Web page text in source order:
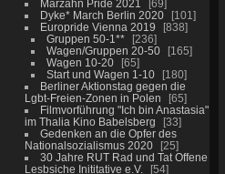
Marzahn Pride 2021
69
Dyke* March Berlin 2020
101
Europride Vienna 2019
838
Gruppen 50-1**
236
Wagen/Gruppen 20-50
165
Wagen 10-20
65
Start und Wagen 1-10
180
Berliner Aktionstag gegen die
Lgbt-Freien-Zonen in Polen
65
Filmvorführung "Ich bin Anastasia"
im Thalia Kino Babelsberg
33
Gedenken an die Opfer des
Nationalsozialismus 2020
25
30 Jahre RUT Rad und Tat Offene
Lesbsiche Inititative e.V.
54